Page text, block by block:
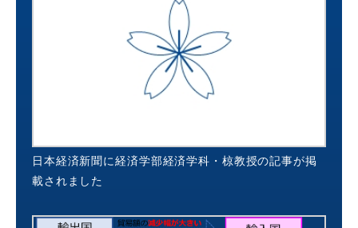
日本経済新聞に経済学部経済学科・椋教授の記事が掲
載されました